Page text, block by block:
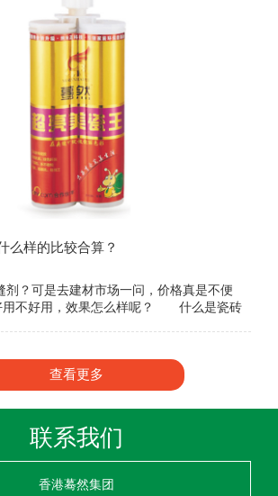
么样的比较合算？
剂？可是去建材市场一问，价格真是不便
用不好用，效果怎么样呢？ 什么是瓷砖
查看更多
联系我们
香港蓦然集团